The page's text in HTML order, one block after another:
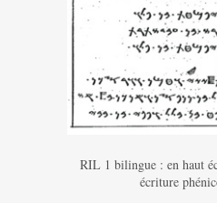
RIL 1 bilingue : en haut
écriture